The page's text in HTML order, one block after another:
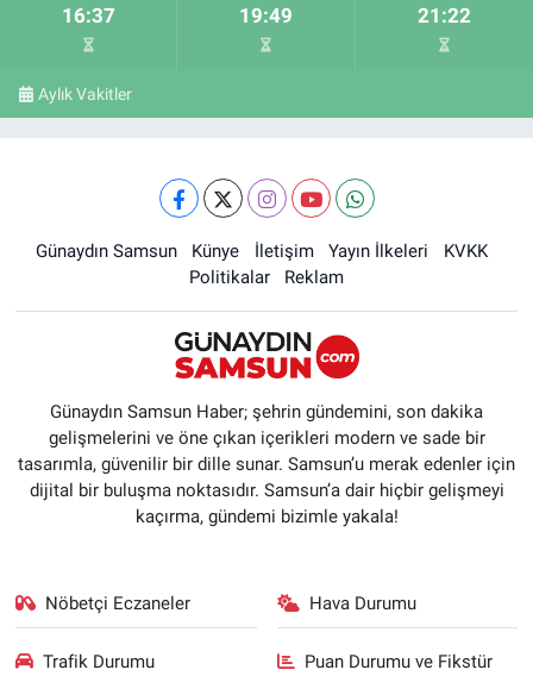
16:37 19:49 21:22
Aylık Vakitler
Günaydın Samsun Künye İletişim Yayın İlkeleri
KVKK
Politikalar
Reklam
Günaydın Samsun Haber; şehrin gündemini, son dakika
gelişmelerini ve öne çıkan içerikleri modern ve sade bir
tasarımla, güvenilir bir dille sunar. Samsun’u merak edenler için
dijital bir buluşma noktasıdır. Samsun’a dair hiçbir gelişmeyi
kaçırma, gündemi bizimle yakala!
Nöbetçi Eczaneler Hava Durumu
Trafik Durumu Puan Durumu ve Fikstür